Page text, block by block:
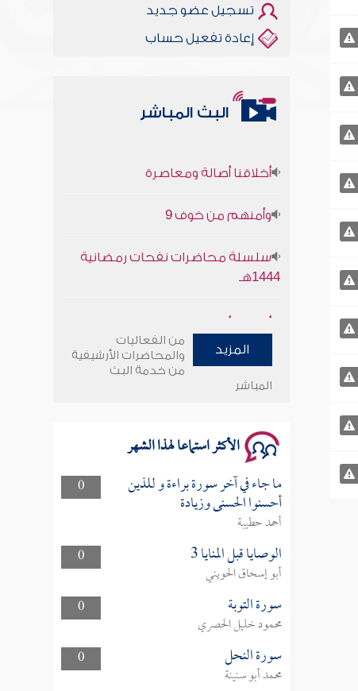
تسجيل عضو جديد
إعادة تفعيل حساب
البث المباشر
1444هـ
وأمنهم من خوف 9
سلسلة محاضرات نفحات رمضانية
المزيد
من الفعاليات
والمحاضرات الأرشيفية
من خدمة البث
المباشر
الأكثر استماعا لهذا الشهر
0 ما جاء في آخر سورة براءة و للذين
أحسنوا الحسنى وزيادة
أحمد حطيبة
0
الوصايا قبل المنايا 3
أبو إسحاق الحويني
0
سورة التوبة
محمود خليل الحصري
0
سورة النحل
محمد أبو سنينة